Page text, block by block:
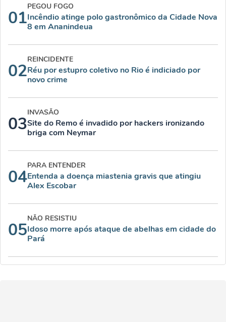
01
PEGOU FOGO
Incêndio atinge polo gastronômico da Cidade Nova
8 em Ananindeua
02
REINCIDENTE
Réu por estupro coletivo no Rio é indiciado por
novo crime
03
INVASÃO
Site do Remo é invadido por hackers ironizando
briga com Neymar
04
PARA ENTENDER
Entenda a doença miastenia gravis que atingiu
Alex Escobar
05
NÃO RESISTIU
Idoso morre após ataque de abelhas em cidade do
Pará